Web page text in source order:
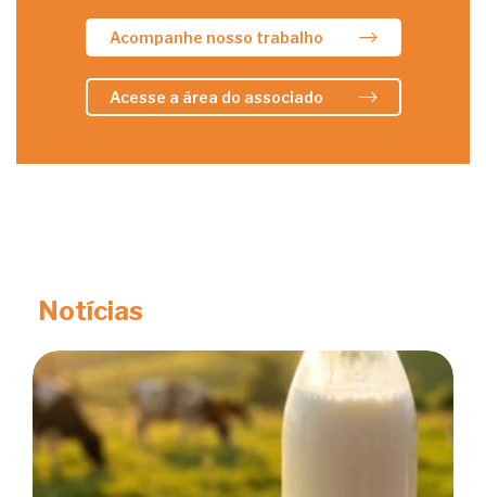
Acompanhe nosso trabalho
Acesse a área do associado
Notícias